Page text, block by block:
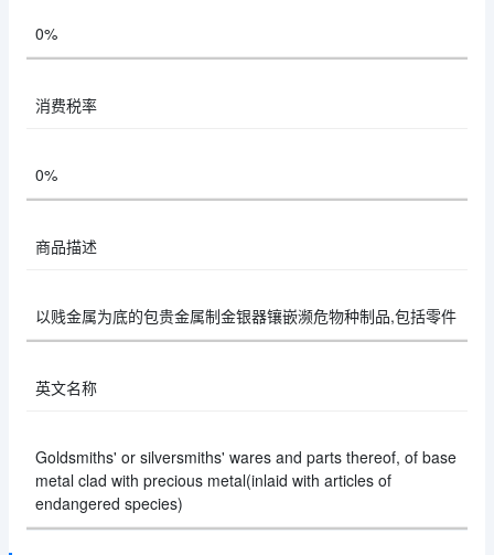
0%
消费税率
0%
商品描述
以贱金属为底的包贵金属制金银器镶嵌濒危物种制品,包括零件
英文名称
Goldsmiths' or silversmiths' wares and parts thereof, of base
metal clad with precious metal(inlaid with articles of
endangered species)